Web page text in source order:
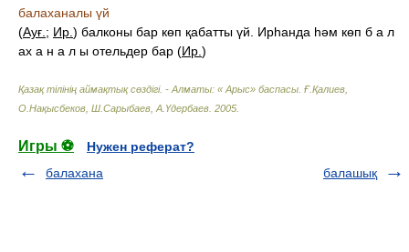
балаханалы үй
(Ауғ. ; Ир. ) балконы бар көп қабатты үй. Ирһанда һәм көп б а л
ах а н а л ы отельдер бар (Ир. )
Қазақ тілінің аймақтық сөздігі. - Алматы: « Арыс» баспасы Ғ.Қалиев,
О.Нақысбеков, Ш.Сарыбаев, А.Үдербаев 2005
Игры ⚽
Нужен реферат?
балахана
балашық